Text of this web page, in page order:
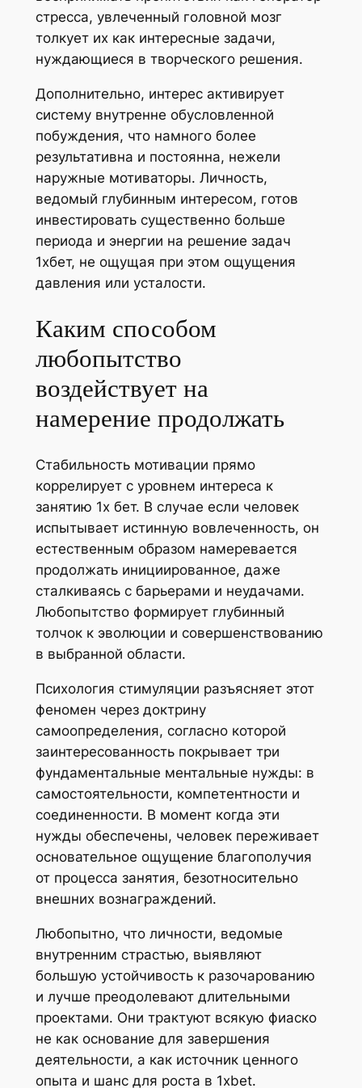
стресса, увлеченный головной мозг
толкует их как интересные задачи,
нуждающиеся в творческого решения.
Дополнительно, интерес активирует
систему внутренне обусловленной
побуждения, что намного более
результативна и постоянна, нежели
наружные мотиваторы. Личность,
ведомый глубинным интересом, готов
инвестировать существенно больше
периода и энергии на решение задач
1хбет, не ощущая при этом ощущения
давления или усталости.
Каким способом
любопытство
воздействует на
намерение продолжать
Стабильность мотивации прямо
коррелирует с уровнем интереса к
занятию 1х бет. В случае если человек
испытывает истинную вовлеченность, он
естественным образом намеревается
продолжать инициированное, даже
сталкиваясь с барьерами и неудачами.
Любопытство формирует глубинный
толчок к эволюции и совершенствованию
в выбранной области.
Психология стимуляции разъясняет этот
феномен через доктрину
самоопределения, согласно которой
заинтересованность покрывает три
фундаментальные ментальные нужды: в
самостоятельности, компетентности и
соединенности. В момент когда эти
нужды обеспечены, человек переживает
основательное ощущение благополучия
от процесса занятия, безотносительно
внешних вознаграждений.
Любопытно, что личности, ведомые
внутренним страстью, выявляют
большую устойчивость к разочарованию
и лучше преодолевают длительными
проектами. Они трактуют всякую фиаско
не как основание для завершения
деятельности, а как источник ценного
опыта и шанс для роста в 1xbet.